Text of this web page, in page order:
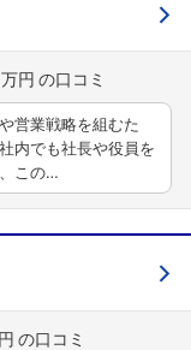
円
営業戦略を組むた
内でも社長や役員を
この…